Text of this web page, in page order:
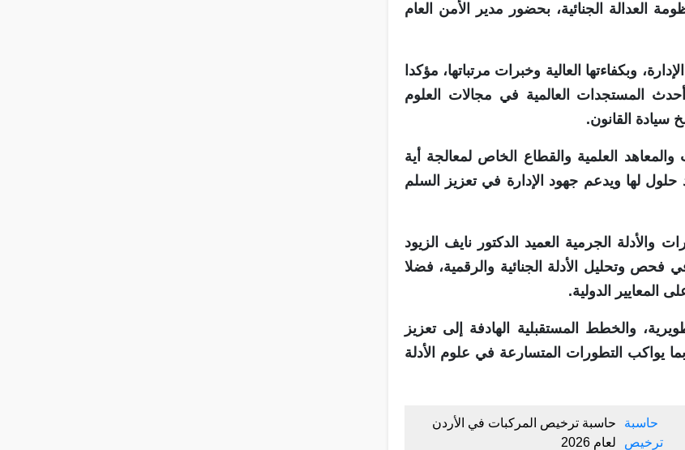
العدالة الجنائية، بحضور مدير الأمن العام
وبكفاءتها العالية وخبرات مرتباتها، مؤكدا
أحدث المستجدات العالمية في مجالات العلوم
سيادة القانون.
العلمية والقطاع الخاص لمعالجة أية
لها ويدعم جهود الإدارة في تعزيز السلم
الجرمية العميد الدكتور نايف الزيود
فحص وتحليل الأدلة الجنائية والرقمية، فضلا
المعايير الدولية.
والخطط المستقبلية الهادفة إلى تعزيز
بما يواكب التطورات المتسارعة في علوم الأدلة
حاسبة ترخيص المركبات في الأردن
لعام 2026